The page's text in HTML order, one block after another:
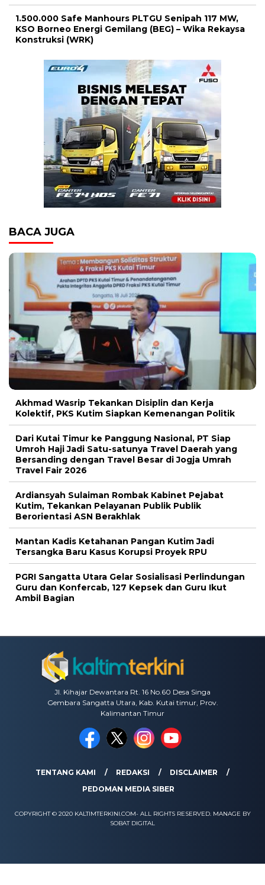
1.500.000 Safe Manhours PLTGU Senipah 117 MW,
KSO Borneo Energi Gemilang (BEG) – Wika Rekaysa
Konstruksi (WRK)
BACA JUGA
Akhmad Wasrip Tekankan Disiplin dan Kerja
Kolektif, PKS Kutim Siapkan Kemenangan Politik
Dari Kutai Timur ke Panggung Nasional, PT Siap
Umroh Haji Jadi Satu-satunya Travel Daerah yang
Bersanding dengan Travel Besar di Jogja Umrah
Travel Fair 2026
Ardiansyah Sulaiman Rombak Kabinet Pejabat
Kutim, Tekankan Pelayanan Publik Publik
Berorientasi ASN Berakhlak
Mantan Kadis Ketahanan Pangan Kutim Jadi
Tersangka Baru Kasus Korupsi Proyek RPU
PGRI Sangatta Utara Gelar Sosialisasi Perlindungan
Guru dan Konfercab, 127 Kepsek dan Guru Ikut
Ambil Bagian
Jl. Kihajar Dewantara Rt. 16 No.60 Desa Singa
Gembara Sangatta Utara, Kab. Kutai timur, Prov.
Kalimantan Timur
TENTANG KAMI REDAKSI
DISCLAIMER
PEDOMAN MEDIA SIBER
COPYRIGHT © 2020 KALTIMTERKINI.COM- ALL RIGHTS RESERVED. MANAGE BY
SOBAT DIGITAL